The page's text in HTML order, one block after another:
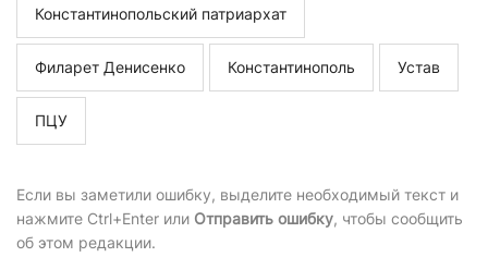
Константинопольский патриархат
Филарет Денисенко Константинополь Устав
ПЦУ
Если вы заметили ошибку, выделите необходимый текст и
нажмите Ctrl+Enter или Отправить ошибку, чтобы сообщить
об этом редакции.